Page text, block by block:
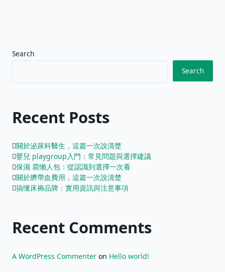
Search
Search
Recent Posts
關於泌尿科醫生，這篇一次說清楚
嬰兒 playgroup入門：常見問題與選擇建議
保濕 霜懶人包：從認識到選擇一次看
關於臍帶血費用，這篇一次說清楚
搞懂床褥品牌：實用資訊與注意事項
Recent Comments
A WordPress Commenter on Hello world!